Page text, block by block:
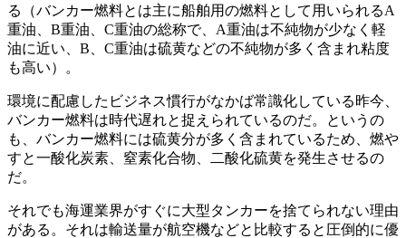
る（バンカー燃料とは主に船舶用の燃料として用いられるA
重油、B重油、C重油の総称で、A重油は不純物が少なく軽
油に近い、B、C重油は硫黄などの不純物が多く含まれ粘度
も高い）。
環境に配慮したビジネス慣行がなかば常識化している昨今、
バンカー燃料は時代遅れと捉えられているのだ。というの
も、バンカー燃料には硫黄分が多く含まれているため、燃や
すと一酸化炭素、窒素化合物、二酸化硫黄を発生させるの
だ。
それでも海運業界がすぐに大型タンカーを捨てられない理由
がある。それは輸送量が航空機などと比較すると圧倒的に優